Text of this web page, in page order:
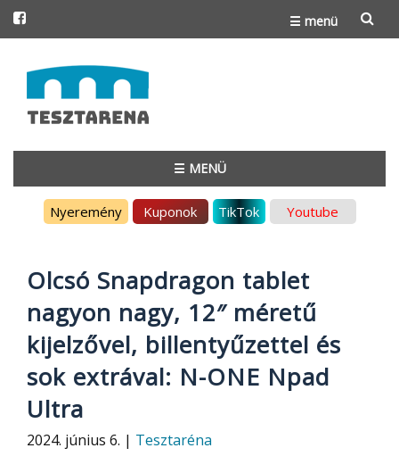
☰ menü
to
content
☰ MENÜ
Nyeremény Kuponok TikTok Youtube
Olcsó Snapdragon tablet
nagyon nagy, 12″ méretű
kijelzővel, billentyűzettel és
sok extrával: N-ONE Npad
Ultra
2024. június 6. | Tesztaréna